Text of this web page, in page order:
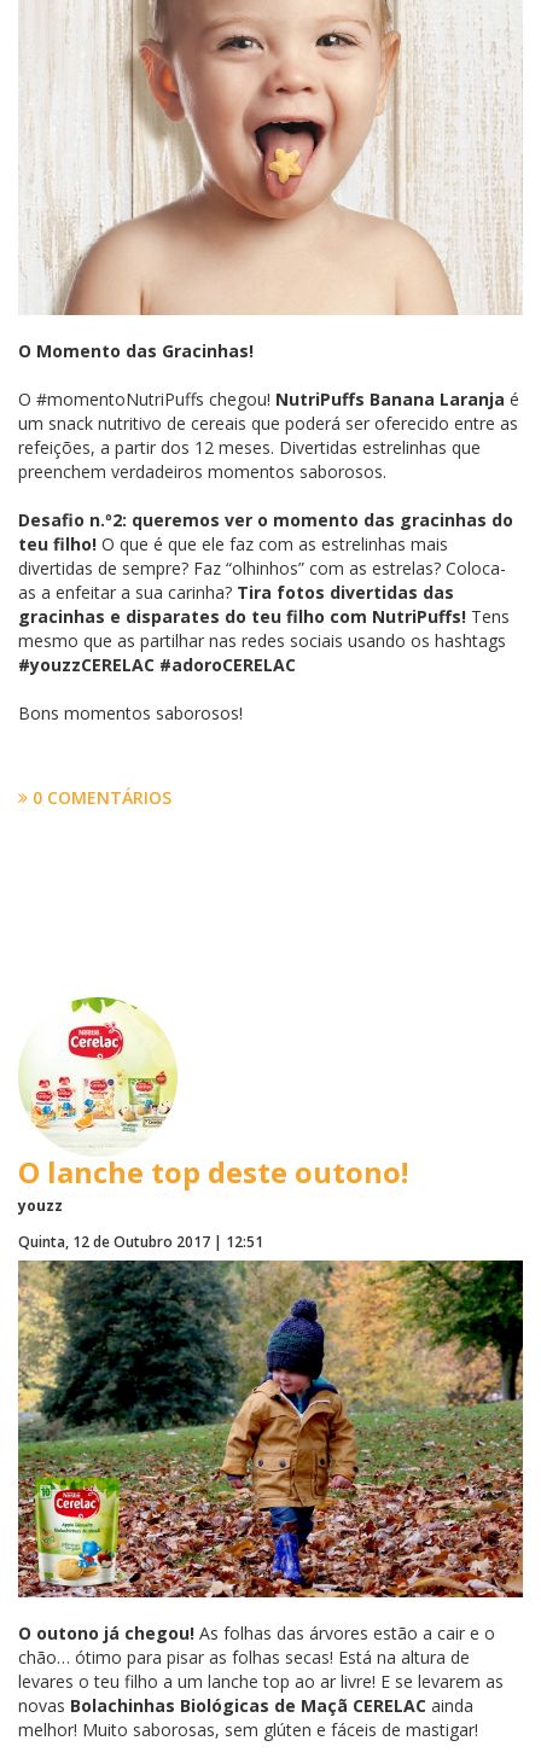
O Momento das Gracinhas!
O #momentoNutriPuffs chegou! NutriPuffs Banana Laranja é
um snack nutritivo de cereais que poderá ser oferecido entre as
refeições, a partir dos 12 meses. Divertidas estrelinhas que
preenchem verdadeiros momentos saborosos.
Desafio n.º2: queremos ver o momento das gracinhas do
teu filho! O que é que ele faz com as estrelinhas mais
divertidas de sempre? Faz “olhinhos” com as estrelas? Coloca-
as a enfeitar a sua carinha? Tira fotos divertidas das
gracinhas e disparates do teu filho com NutriPuffs! Tens
mesmo que as partilhar nas redes sociais usando os hashtags
#youzzCERELAC #adoroCERELAC
Bons momentos saborosos!
0 COMENTÁRIOS
O lanche top deste outono!
youzz
Quinta, 12 de Outubro 2017 | 12:51
O outono já chegou! As folhas das árvores estão a cair e o
chão… ótimo para pisar as folhas secas! Está na altura de
levares o teu filho a um lanche top ao ar livre! E se levarem as
novas Bolachinhas Biológicas de Maçã CERELAC ainda
melhor! Muito saborosas, sem glúten e fáceis de mastigar!